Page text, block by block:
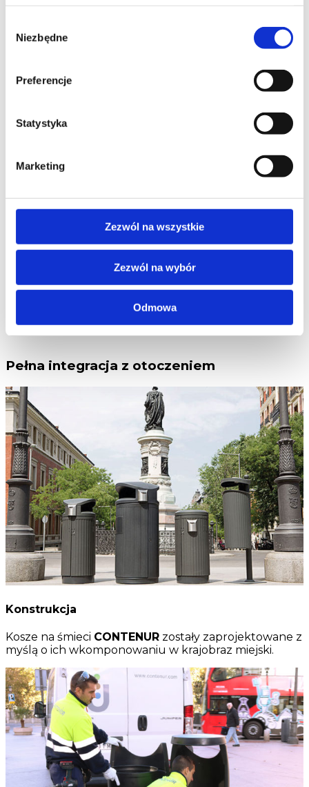
zgody
Niezbędne
Preferencje
Statystyka
Marketing
Zezwól na wszystkie
Zezwól na wybór
Odmowa
Goya
Pełna integracja z otoczeniem
Konstrukcja
Kosze na śmieci CONTENUR zostały zaprojektowane z
myślą o ich wkomponowaniu w krajobraz miejski.